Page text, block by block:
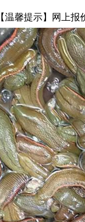
【温馨提示】网上